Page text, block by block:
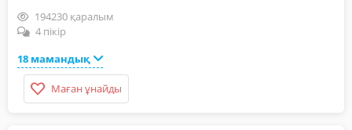
194230 қаралым
4 пікір
18 мамандық
Маған ұнайды